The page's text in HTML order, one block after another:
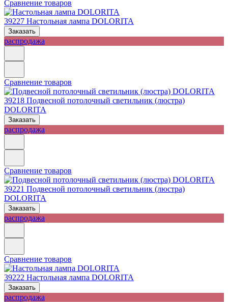
Сравнение товаров
39227 Настольная лампа DOLORITA
Заказать
распродажа
Сравнение товаров
39218 Подвесной потолочный светильник (люстра)
DOLORITA
Заказать
распродажа
Сравнение товаров
39221 Подвесной потолочный светильник (люстра)
DOLORITA
Заказать
распродажа
Сравнение товаров
39222 Настольная лампа DOLORITA
Заказать
распродажа